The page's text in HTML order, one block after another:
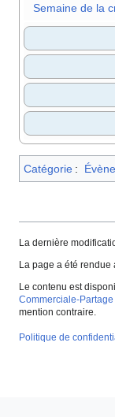
Semaine de la
Catégorie :
La dernière
La page a été rendue
Le contenu est
Commerciale-
mention contraire.
Politique de